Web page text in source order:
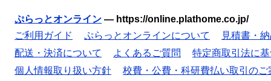
ぷらっとオンライン — https://online.plathome.co.jp/
ご利用ガイド
ぷらっとオンラインについて
見積書・
配送・決済について
よくあるご質問
特定商取引法に
個人情報取り扱い方針
校費・公費・科研費払い取引のご